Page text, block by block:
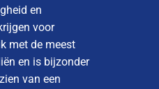
en
voor
met de meest
en is bijzonder
van een